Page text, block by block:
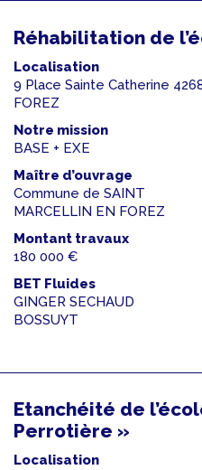
Réhabilitation de
Localisation
9 Place Sainte Catherine
FOREZ
Notre mission
BASE + EXE
Maître d’ouvrage
Commune de SAINT
MARCELLIN EN FOREZ
Montant travaux
180 000 €
BET Fluides
GINGER SECHAUD
BOSSUYT
Etanchéité de
Perrotière »
Localisation